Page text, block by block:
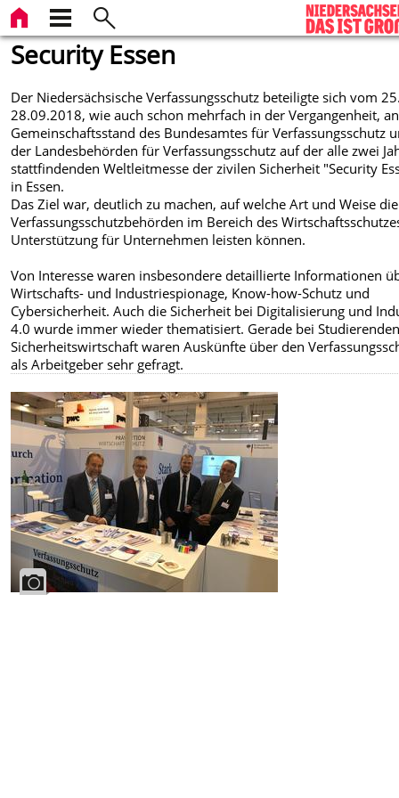
Security Essen
Der Niedersächsische Verfassungsschutz beteiligte sich vom
28.09.2018, wie auch schon mehrfach in der Vergangenheit,
Gemeinschaftsstand des Bundesamtes für Verfassungsschutz
der Landesbehörden für Verfassungsschutz auf der alle zwei
stattfindenden Weltleitmesse der zivilen Sicherheit "Security
in Essen.
Das Ziel war, deutlich zu machen, auf welche Art und Weise die
Verfassungsschutzbehörden im Bereich des
Unterstützung für Unternehmen leisten können.
Von Interesse waren insbesondere detaillierte Informationen
Wirtschafts- und Industriespionage, Know-how-Schutz und
Cybersicherheit. Auch die Sicherheit bei Digitalisierung und
4.0 wurde immer wieder thematisiert. Gerade bei
Sicherheitswirtschaft waren Auskünfte über den
als Arbeitgeber sehr gefragt.